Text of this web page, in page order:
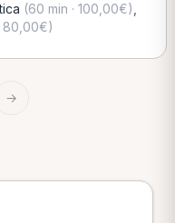
(60 min · 100,00€)
80,00€)
→